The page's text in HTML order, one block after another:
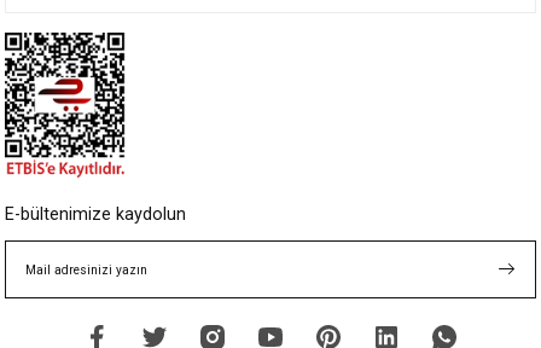
Bu ürüne benzer farklı alternatifler olmalı.
E-bültenimize kaydolun